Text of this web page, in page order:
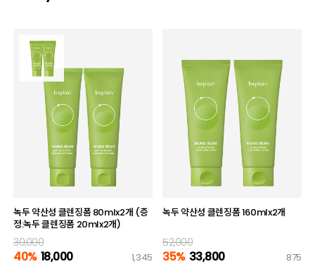
녹두 약산성 클렌징폼 80mlx2개 (증
정:녹두 클렌징폼 20mlx2개)
30,000
40% 18,000 1,345
녹두 약산성 클렌징폼 160mlx2개
52,000
35% 33,800 875